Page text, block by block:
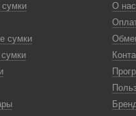
сумки
О нас